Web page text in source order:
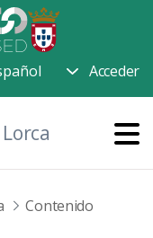
Acceder
Contenido